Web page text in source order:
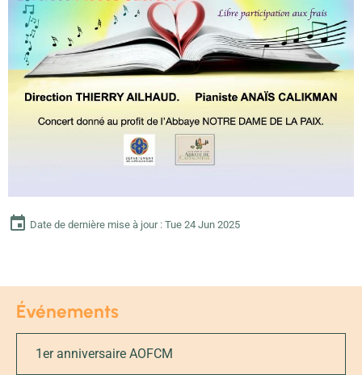
Date de dernière mise à jour : Tue 24 Jun 2025
Événements
1er anniversaire AOFCM